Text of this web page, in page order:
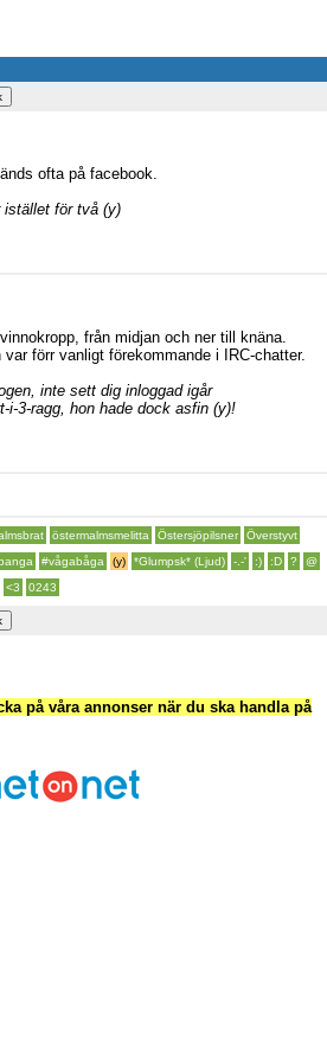
ofta på facebook.
för två (y)
från midjan och ner till knäna.
förr vanligt förekommande i IRC-chatter.
inte sett dig inloggad igår
i-3-ragg, hon hade dock asfin (y)!
östermalmsmelitta Östersjöpilsner
Överstyvt
#vågabåga (y) *Glumpsk* (Ljud) -.-' :) :D ?
@
<3 0243
på våra annonser när du ska handla på